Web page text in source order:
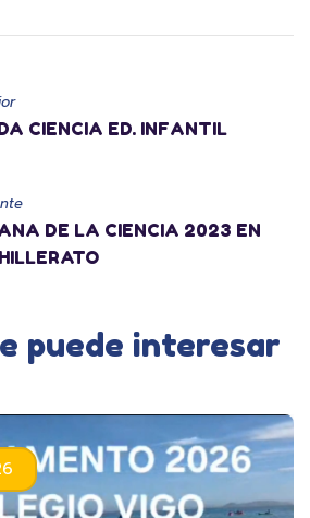
CIENCIA ED. INFANTIL
DE LA CIENCIA 2023 EN
puede interesar